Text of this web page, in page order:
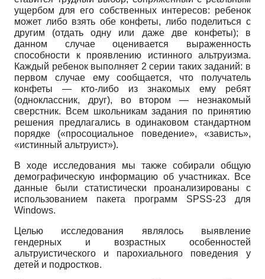
ущербом для его собственных интересов: ребенок
может либо взять обе конфеты, либо поделиться с
другим (отдать одну или даже две конфеты); в
данном случае оценивается выраженность
способности к проявлению истинного альтруизма.
Каждый ребенок выполняет 2 серии таких заданий: в
первом случае ему сообщается, что получатель
конфеты — кто-либо из знакомых ему ребят
(одноклассник, друг), во втором — незнакомый
сверстник. Всем школьникам задания по принятию
решения предлагались в одинаковом стандартном
порядке («просоциальное поведение», «зависть»,
«истинный альтруист»).
В ходе исследования мы также собирали общую
демографическую информацию об участниках. Все
данные были статистически проанализированы с
использованием пакета программ SPSS-23 для
Windows.
Целью исследования являлось выявление
гендерных и возрастных особенностей
альтруистического и парохиального поведения у
детей и подростков.